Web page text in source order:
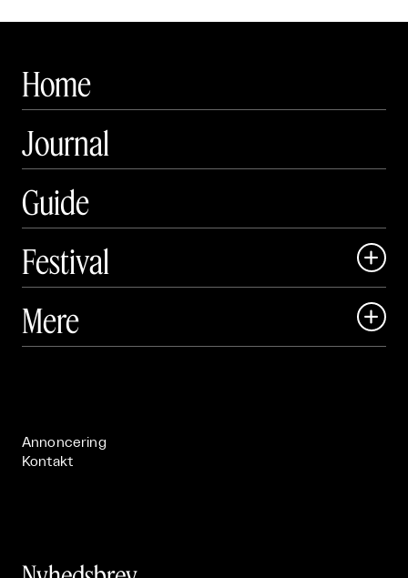
Home
Journal
Guide
Festival

 Art Matter Festival
Mere 
Annoncering
Kontakt